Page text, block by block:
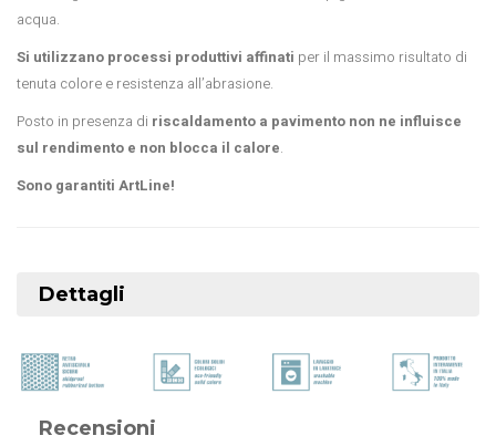
acqua.
Si utilizzano processi produttivi affinati per il massimo risultato di
tenuta colore e resistenza all’abrasione.
Posto in presenza di riscaldamento a pavimento non ne influisce
sul rendimento e non blocca il calore.
Sono garantiti ArtLine!
Dettagli
Recensioni